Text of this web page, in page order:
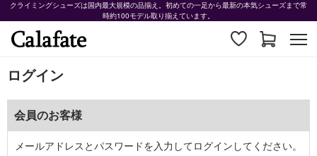
クライミングシューズは国内最大規模の品揃え。初めての一足から最新の本気シューズまで常
時約100モデル取り揃えています。
ログイン
会員のお客様
メールアドレスとパスワードを入力してログインしてください。